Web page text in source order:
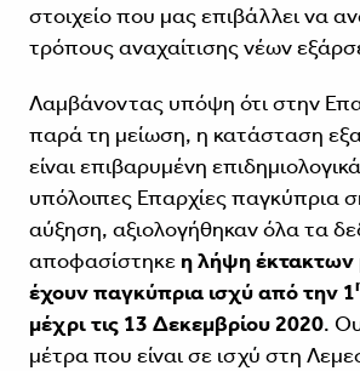
στοιχείο που μας επιβάλλει να
τρόπους αναχαίτισης νέων
Λαμβάνοντας υπόψη ότι στην
παρά τη μείωση, η κατάσταση
είναι επιβαρυμένη
υπόλοιπες Επαρχίες παγκύπρια
αύξηση, αξιολογήθηκαν όλα τα
αποφασίστηκε η λήψη
έχουν παγκύπρια ισχύ από την 1
μέχρι τις 13 Δεκεμβρίου 2020.
μέτρα που είναι σε ισχύ στη